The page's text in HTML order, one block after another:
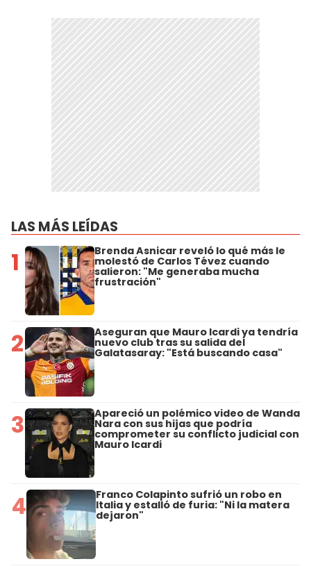
LAS MÁS LEÍDAS
1 Brenda Asnicar reveló lo qué más le
molestó de Carlos Tévez cuando
salieron: "Me generaba mucha
frustración"
2 Aseguran que Mauro Icardi ya tendría
nuevo club tras su salida del
Galatasaray: "Está buscando casa"
3 Apareció un polémico video de Wanda
Nara con sus hijas que podría
comprometer su conflicto judicial con
Mauro Icardi
4 Franco Colapinto sufrió un robo en
Italia y estalló de furia: "Ni la matera
dejaron"